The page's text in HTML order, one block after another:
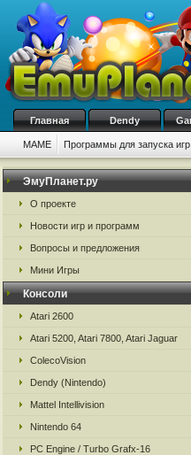
Главная Dendy
MAME Программы для запуска игр
ЭмуПланет.ру
О проекте
Новости игр и программ
Вопросы и предложения
Мини Игры
Консоли
Atari 2600
Atari 5200, Atari 7800, Atari Jaguar
ColecoVision
Dendy (Nintendo)
Mattel Intellivision
Nintendo 64
PC Engine / Turbo Grafx-16